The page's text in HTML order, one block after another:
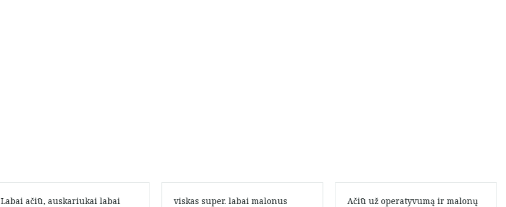
Labai ačiū, auskariukai labai
viskas super. labai malonus
Ačiū už operatyvumą ir malonų